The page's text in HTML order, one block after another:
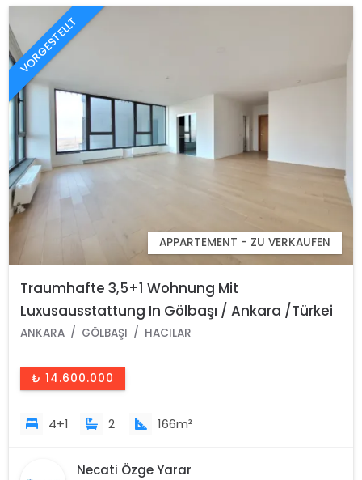
VORGESTELLT
APPARTEMENT - ZU VERKAUFEN
Traumhafte 3,5+1 Wohnung Mit
Luxusausstattung In Gölbaşı / Ankara /Türkei
ANKARA GÖLBAŞI HACILAR
₺ 14.600.000
4+1 2 166m²
Necati Özge Yarar